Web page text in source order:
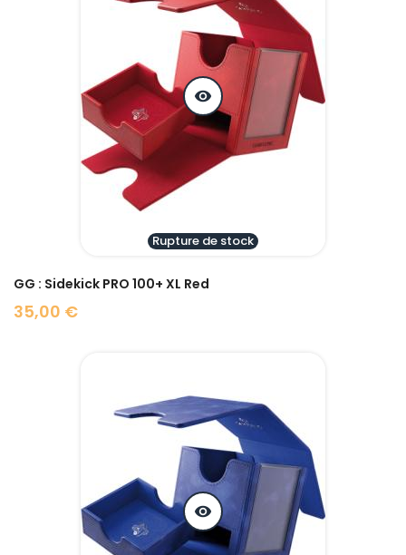
visibility
Rupture de stock
GG : Sidekick PRO 100+ XL Red
35,00 €
Prix
visibility